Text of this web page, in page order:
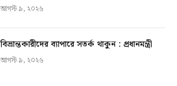
আগস্ট ৯, ২০২৬
বিভ্রান্তকারীদের ব্যাপারে সতর্ক থাকুন : প্রধানমন্ত্রী
আগস্ট ৯, ২০২৬